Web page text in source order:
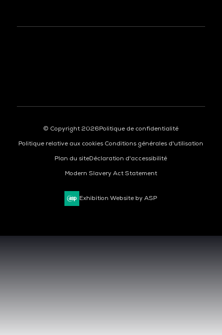
© Copyright 2026Politique de confidentialité
Politique relative aux cookies Conditions générales d'utilisation
Plan du siteDéclaration d'accessibilité
Modern Slavery Act Statement
Exhibition Website by ASP